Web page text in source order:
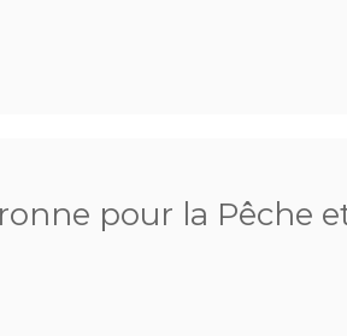
pour la Pêche